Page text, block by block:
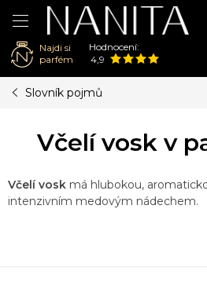
Najdi si
parfém
Hodnocení:
4,9
Slovník pojmů
Včelí vosk v
Včelí vosk má hlubokou,
intenzivním medovým nádechem.